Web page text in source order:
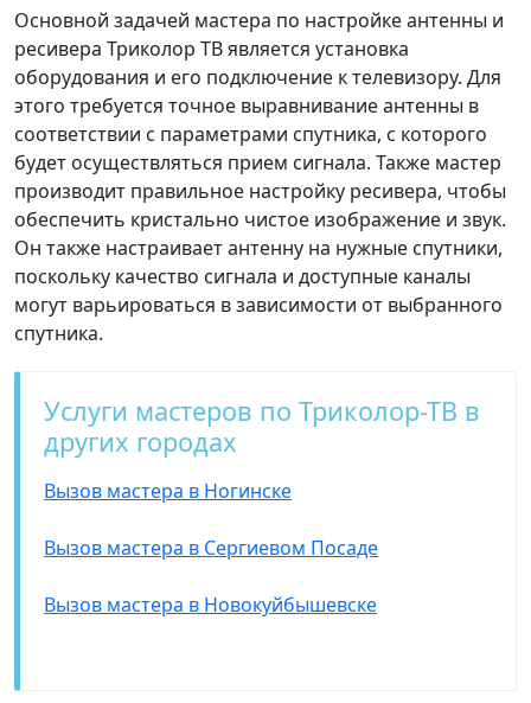
Основной задачей мастера по настройке антенны и
ресивера Триколор ТВ является установка
оборудования и его подключение к телевизору. Для
этого требуется точное выравнивание антенны в
соответствии с параметрами спутника, с которого
будет осуществляться прием сигнала. Также мастер
производит правильное настройку ресивера, чтобы
обеспечить кристально чистое изображение и звук.
Он также настраивает антенну на нужные спутники,
поскольку качество сигнала и доступные каналы
могут варьироваться в зависимости от выбранного
спутника.
Услуги мастеров по Триколор-ТВ в
других городах
Вызов мастера в Ногинске
Вызов мастера в Сергиевом Посаде
Вызов мастера в Новокуйбышевске